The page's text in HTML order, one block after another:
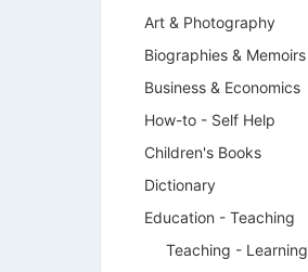
Art & Photography
Biographies & Memoirs
Business & Economics
How-to - Self Help
Children's Books
Dictionary
Education - Teaching
Teaching - Learning